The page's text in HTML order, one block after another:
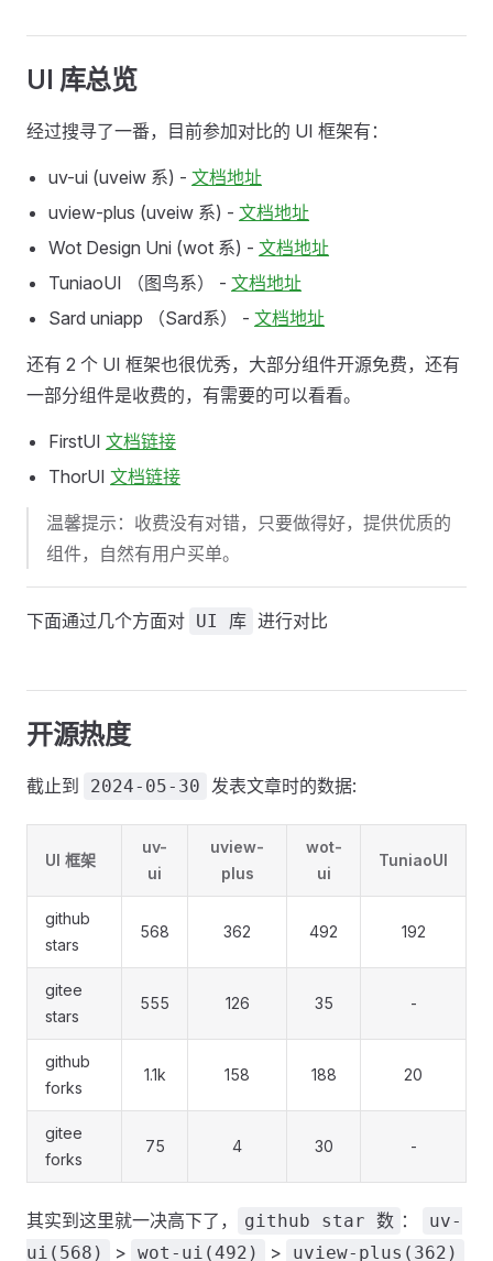
UI 库总览
经过搜寻了一番，目前参加对比的 UI 框架有：
uv-ui (uveiw 系) - 文档地址
uview-plus (uveiw 系) - 文档地址
Wot Design Uni (wot 系) - 文档地址
TuniaoUI （图鸟系） - 文档地址
Sard uniapp （Sard系） - 文档地址
还有 2 个 UI 框架也很优秀，大部分组件开源免费，还有
一部分组件是收费的，有需要的可以看看。
FirstUI 文档链接
ThorUI 文档链接
温馨提示：收费没有对错，只要做得好，提供优质的
组件，自然有用户买单。
下面通过几个方面对 UI 库 进行对比
开源热度
截止到 2024-05-30 发表文章时的数据:
UI 框架
uv-
ui
uview-
plus
wot-
ui
TuniaoUI
github
stars
568 362 492 192
gitee
stars
555 126 35 -
github
forks
1.1k 158 188 20
gitee
forks
75 4 30 -
其实到这里就一决高下了， github star 数 ：
uv-
ui(568)
> wot-ui(492) > uview-plus(362)